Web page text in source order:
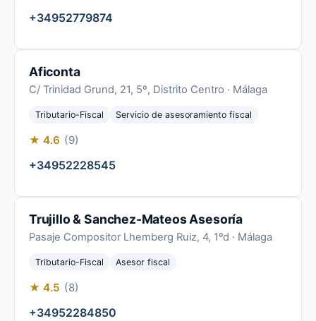
+34952779874
Aficonta
C/ Trinidad Grund, 21, 5º, Distrito Centro · Málaga
Tributario-Fiscal Servicio de asesoramiento fiscal
★ 4.6 (9)
+34952228545
Trujillo & Sanchez-Mateos Asesoría
Pasaje Compositor Lhemberg Ruiz, 4, 1ºd · Málaga
Tributario-Fiscal Asesor fiscal
★ 4.5 (8)
+34952284850